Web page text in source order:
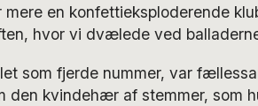
en konfettieksploderende
hvor vi dvælede ved
som fjerde nummer, var
den kvindehær af stemmer, som